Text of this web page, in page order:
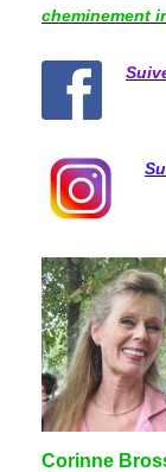
cheminement
Corinne